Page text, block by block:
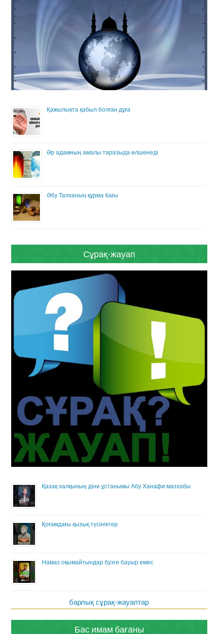
Қажылықта қабыл болған дұға
Әр адамның амалы таразыда өлшенеді
Әбу Талханың құрма бағы
Сұрақ-жауап
Қазақ халқының діни ұстанымы Абу Ханафи мазхабы
Қоғамдағы қызық түсініктер
Намаз оқымайтындар бузге бауыр емес
барлық сұрақ-жауаптар
Бас имам бағаны